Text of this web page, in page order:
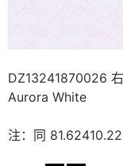
DZ13241870026
Aurora White
注：同